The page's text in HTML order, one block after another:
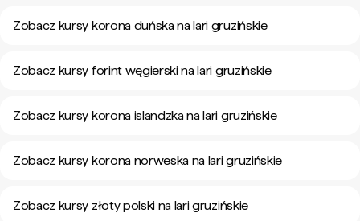
Zobacz kursy korona duńska na lari gruzińskie
Zobacz kursy forint węgierski na lari gruzińskie
Zobacz kursy korona islandzka na lari gruzińskie
Zobacz kursy korona norweska na lari gruzińskie
Zobacz kursy złoty polski na lari gruzińskie